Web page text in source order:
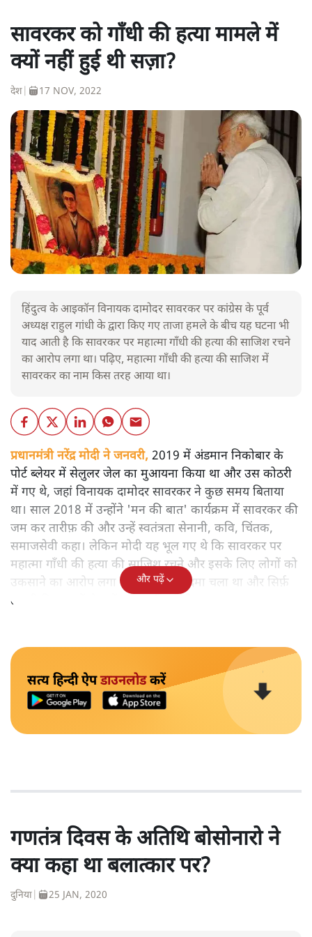
सावरकर को गाँधी की हत्या मामले में
क्यों नहीं हुई थी सज़ा?
देश 17 NOV, 2022
हिंदुत्व के आइकॉन विनायक दामोदर सावरकर पर कांग्रेस के पूर्व
अध्यक्ष राहुल गांधी के द्वारा किए गए ताजा हमले के बीच यह घटना भी
याद आती है कि सावरकर पर महात्मा गाँधी की हत्या की साजिश रचने
का आरोप लगा था। पढ़िए, महात्मा गाँधी की हत्या की साजिश में
सावरकर का नाम किस तरह आया था।
प्रधानमंत्री नरेंद्र मोदी ने जनवरी, 2019 में अंडमान निकोबार के
पोर्ट ब्लेयर में सेलुलर जेल का मुआयना किया था और उस कोठरी
में गए थे, जहां विनायक दामोदर सावरकर ने कुछ समय बिताया
था। साल 2018 में उन्होंने 'मन की बात' कार्यक्रम में सावरकर की
जम कर तारीफ़ की और उन्हें स्वतंत्रता सेनानी, कवि, चिंतक,
समाजसेवी कहा। लेकिन मोदी यह भूल गए थे कि सावरकर पर
महात्मा गाँधी की हत्या की साजिश रचने और इसके लिए लोगों को
उकसाने का आरोप लगा था, उन पर मुक़दमा चला था और सिर्फ़
तकनीकी कारणों से उन्हें सज़ा नहीं हुई थी।
और पढ़ें
सत्य हिन्दी ऐपडाउनलोडकरें
गणतंत्र दिवस के अतिथि बोसोनारो ने
क्या कहा था बलात्कार पर?
दुनिया 25 JAN, 2020